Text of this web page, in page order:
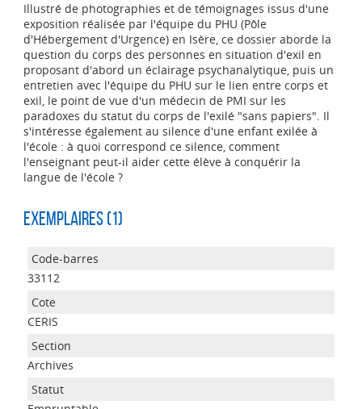
Illustré de photographies et de témoignages issus d'une
exposition réalisée par l'équipe du PHU (Pôle
d'Hébergement d'Urgence) en Isère, ce dossier aborde la
question du corps des personnes en situation d'exil en
proposant d'abord un éclairage psychanalytique, puis un
entretien avec l'équipe du PHU sur le lien entre corps et
exil, le point de vue d'un médecin de PMI sur les
paradoxes du statut du corps de l'exilé "sans papiers". Il
s'intéresse également au silence d'une enfant exilée à
l'école : à quoi correspond ce silence, comment
l'enseignant peut-il aider cette élève à conquérir la
langue de l'école ?
Exemplaires (1)
33112
CERIS
Archives